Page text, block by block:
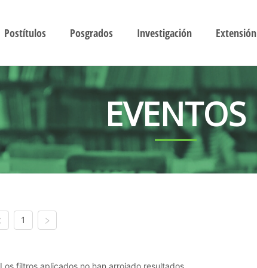
Postítulos Posgrados Investigación Extensión
EVENTOS
1
Los filtros aplicados no han arrojado resultados